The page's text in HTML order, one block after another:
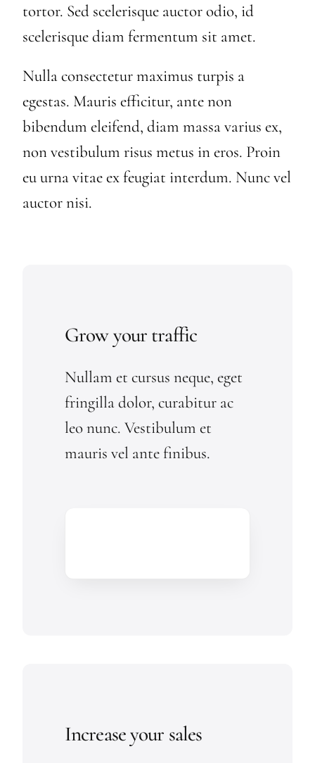
tortor. Sed scelerisque auctor odio, id
scelerisque diam fermentum sit amet.
Nulla consectetur maximus turpis a
egestas. Mauris efficitur, ante non
bibendum eleifend, diam massa varius ex,
non vestibulum risus metus in eros. Proin
eu urna vitae ex feugiat interdum. Nunc vel
auctor nisi.
Grow your traffic
Nullam et cursus neque, eget
fringilla dolor, curabitur ac
leo nunc. Vestibulum et
mauris vel ante finibus.
Increase your sales